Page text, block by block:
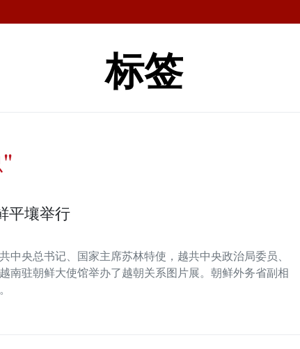
标签
平壤举行
中央总书记、国家主席苏林特使，越共中央政治局委员、
南驻朝鲜大使馆举办了越朝关系图片展。朝鲜外务省副相